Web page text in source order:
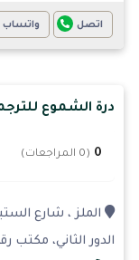
اتصل واتساب
درة الشموع
0 (0 المراجعات)
الملز ، شارع
الدور الثاني، مكتب رقم ٩ ،، الرياض